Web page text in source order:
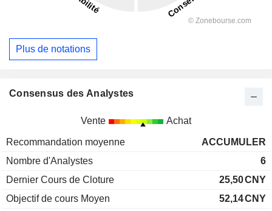
Plus de notations
Consensus des Analystes
Vente Achat
Recommandation moyenne
ACCUMULER
Nombre d'Analystes
6
Dernier Cours de Cloture
25,50CNY
Objectif de cours Moyen
52,14CNY